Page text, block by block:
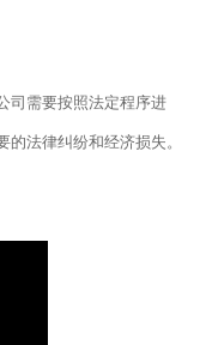
司需要按照法定程序进
法律纠纷和经济损失。